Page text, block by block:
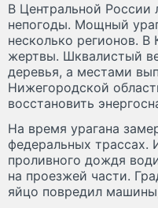
В Центральной России
непогоды. Мощный
несколько регионов. В
жертвы. Шквалистый
деревья, а местами
Нижегородской
восстановить
На время урагана
федеральных трассах.
проливного дождя
на проезжей части.
яйцо повредил